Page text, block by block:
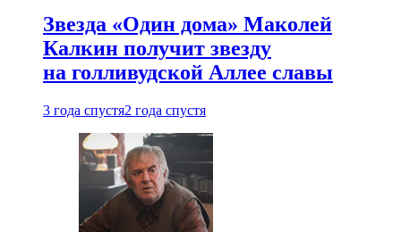
Звезда «Один дома» Маколей
Калкин получит звезду
на голливудской Аллее славы
3 года спустя2 года спустя